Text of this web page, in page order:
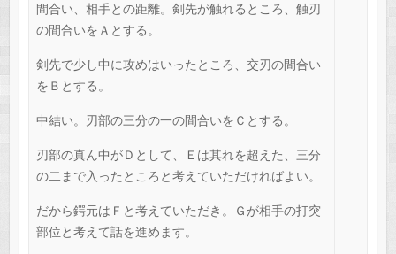
間合い、相手との距離。剣先が触れるところ、触刃
の間合いをＡとする。
剣先で少し中に攻めはいったところ、交刃の間合い
をＢとする。
中結い。刃部の三分の一の間合いをＣとする。
刃部の真ん中がＤとして、Ｅは其れを超えた、三分
の二まで入ったところと考えていただければよい。
だから鍔元はＦと考えていただき。Ｇが相手の打突
部位と考えて話を進めます。